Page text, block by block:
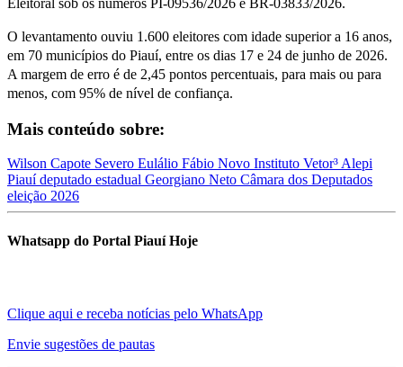
O levantamento ouviu 1.600 eleitores com idade superior a 16 anos,
em 70 municípios do Piauí, entre os dias 17 e 24 de junho de 2026.
A margem de erro é de 2,45 pontos percentuais, para mais ou para
menos, com 95% de nível de confiança.
Mais conteúdo sobre:
Wilson Capote Severo Eulálio Fábio Novo Instituto Vetor³ Alepi
Piauídeputado estadual Georgiano Neto Câmara dos Deputados
eleição 2026
Whatsapp do Portal Piauí Hoje
Clique aqui e receba notícias pelo WhatsApp
Envie sugestões de pautas